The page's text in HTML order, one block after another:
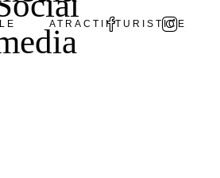
ATRACTII TURISTICE